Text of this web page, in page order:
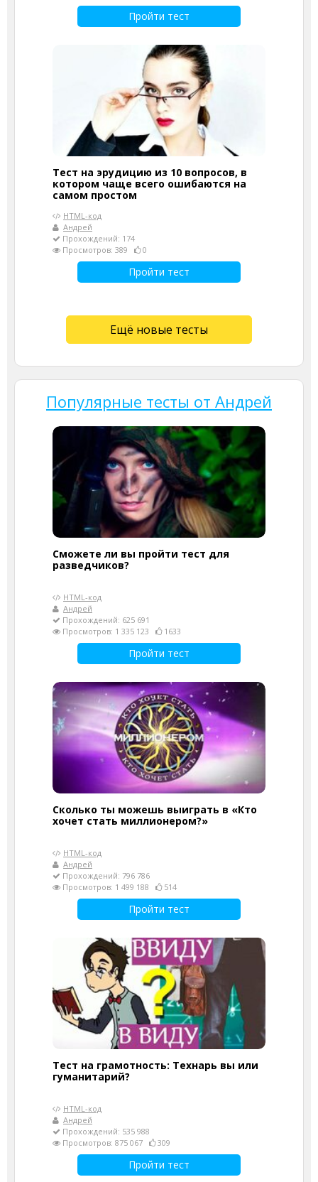
Пройти тест
Тест на эрудицию из 10 вопросов, в
котором чаще всего ошибаются на
самом простом
HTML-код
Андрей
Прохождений: 174
Просмотров: 389
0
Пройти тест
Ещё новые тесты
Популярные тесты от Андрей
Сможете ли вы пройти тест для
разведчиков?
HTML-код
Андрей
Прохождений: 625 691
Просмотров: 1 335 123
1633
Пройти тест
Сколько ты можешь выиграть в «Кто
хочет стать миллионером?»
HTML-код
Андрей
Прохождений: 796 786
Просмотров: 1 499 188
514
Пройти тест
Тест на грамотность: Технарь вы или
гуманитарий?
HTML-код
Андрей
Прохождений: 535 988
Просмотров: 875 067
309
Пройти тест